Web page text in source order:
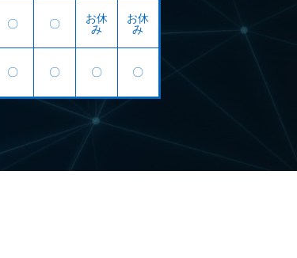
〇 〇
お休
み
お休
み
〇 〇 〇 〇